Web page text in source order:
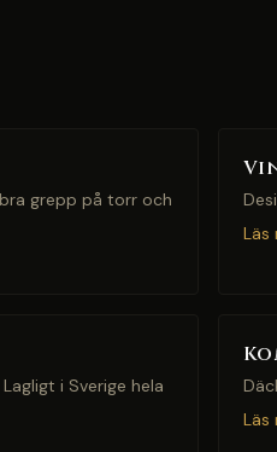
grepp på torr och
Läs
i Sverige hela
Läs